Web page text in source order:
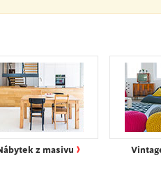
z masivu ›